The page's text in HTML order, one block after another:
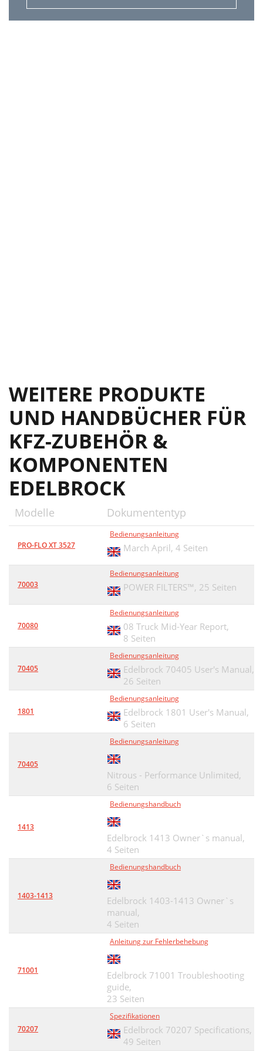
WEITERE PRODUKTE
UND HANDBÜCHER FÜR
KFZ-ZUBEHÖR &
KOMPONENTEN
EDELBROCK
Modelle Dokumententyp
PRO-FLO XT 3527
Bedienungsanleitung
March April, 4 Seiten
70003
Bedienungsanleitung
POWER FILTERS™, 25 Seiten
70080
Bedienungsanleitung
08 Truck Mid-Year Report,
8 Seiten
70405
Bedienungsanleitung
Edelbrock 70405 User's Manual,
26 Seiten
1801
Bedienungsanleitung
Edelbrock 1801 User's Manual,
6 Seiten
70405
Bedienungsanleitung
Nitrous - Performance Unlimited,
6 Seiten
1413
Bedienungshandbuch
Edelbrock 1413 Owner`s manual,
4 Seiten
1403-1413
Bedienungshandbuch
Edelbrock 1403-1413 Owner`s
manual,
4 Seiten
71001
Anleitung zur Fehlerbehebung
Edelbrock 71001 Troubleshooting
guide,
23 Seiten
70207
Spezifikationen
Edelbrock 70207 Specifications,
49 Seiten